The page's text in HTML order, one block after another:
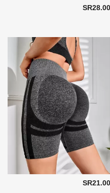
SR28.00
SR21.00